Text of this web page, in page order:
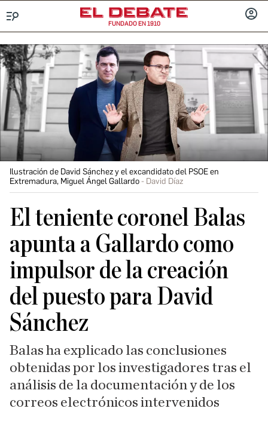
FUNDADO EN 1910
Ilustración de David Sánchez y el excandidato del PSOE en
Extremadura, Miguel Ángel Gallardo
David Díaz
El teniente coronel Balas
apunta a Gallardo como
impulsor de la creación
del puesto para David
Sánchez
Balas ha explicado las conclusiones
obtenidas por los investigadores tras el
análisis de la documentación y de los
correos electrónicos intervenidos